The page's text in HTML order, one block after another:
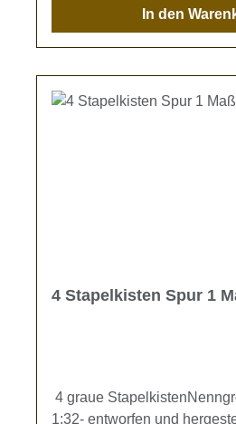
In den
4 Stapelkisten Spur 1
4 graue
1:32- entworfen und